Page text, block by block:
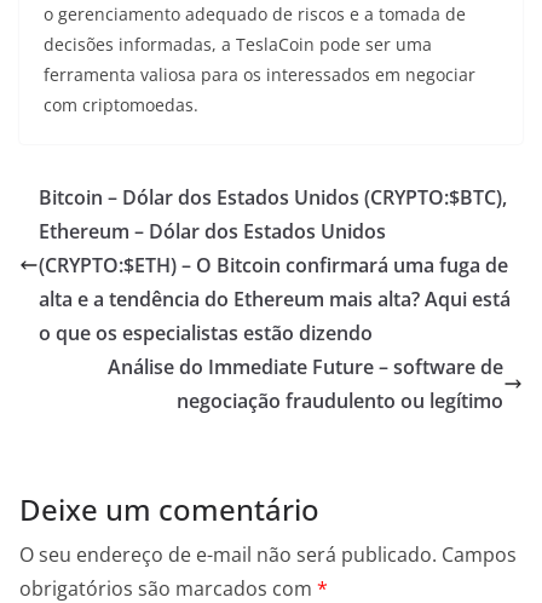
o gerenciamento adequado de riscos e a tomada de
decisões informadas, a TeslaCoin pode ser uma
ferramenta valiosa para os interessados em negociar
com criptomoedas.
Bitcoin – Dólar dos Estados Unidos (CRYPTO:$BTC),
Ethereum – Dólar dos Estados Unidos
(CRYPTO:$ETH) – O Bitcoin confirmará uma fuga de
alta e a tendência do Ethereum mais alta? Aqui está
o que os especialistas estão dizendo
Análise do Immediate Future – software de
negociação fraudulento ou legítimo
Deixe um comentário
O seu endereço de e-mail não será publicado. Campos
obrigatórios são marcados com *